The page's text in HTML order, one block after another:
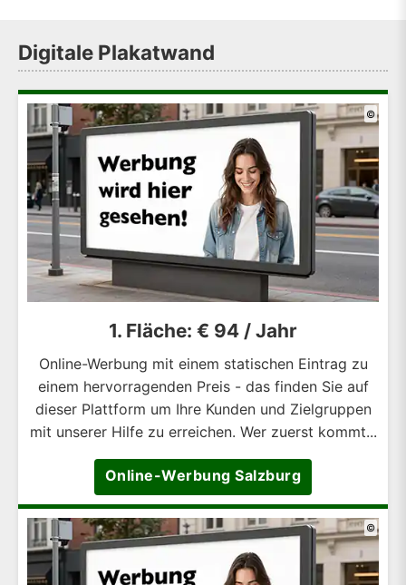
Digitale Plakatwand
©
1. Fläche: € 94 / Jahr
Online-Werbung mit einem statischen Eintrag zu
einem hervorragenden Preis - das finden Sie auf
dieser Plattform um Ihre Kunden und Zielgruppen
mit unserer Hilfe zu erreichen. Wer zuerst kommt...
Online-Werbung Salzburg
©